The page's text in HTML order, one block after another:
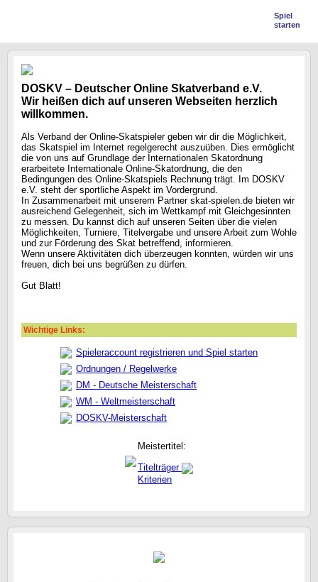
Spiel
starten
DOSKV – Deutscher Online Skatverband e.V.
Wir heißen dich auf unseren Webseiten herzlich
willkommen.
Als Verband der Online-Skatspieler geben wir dir die Möglichkeit,
das Skatspiel im Internet regelgerecht auszuüben. Dies ermöglicht
die von uns auf Grundlage der Internationalen Skatordnung
erarbeitete Internationale Online-Skatordnung, die den
Bedingungen des Online-Skatspiels Rechnung trägt. Im DOSKV
e.V. steht der sportliche Aspekt im Vordergrund.
In Zusammenarbeit mit unserem Partner skat-spielen.de bieten wir
ausreichend Gelegenheit, sich im Wettkampf mit Gleichgesinnten
zu messen. Du kannst dich auf unseren Seiten über die vielen
Möglichkeiten, Turniere, Titelvergabe und unsere Arbeit zum Wohle
und zur Förderung des Skat betreffend, informieren.
Wenn unsere Aktivitäten dich überzeugen konnten, würden wir uns
freuen, dich bei uns begrüßen zu dürfen.
Gut Blatt!
Wichtige Links:
Spieleraccount registrieren und Spiel starten
Ordnungen / Regelwerke
DM - Deutsche Meisterschaft
WM - Weltmeisterschaft
DOSKV-Meisterschaft
Meistertitel:
Titelträger
Kriterien